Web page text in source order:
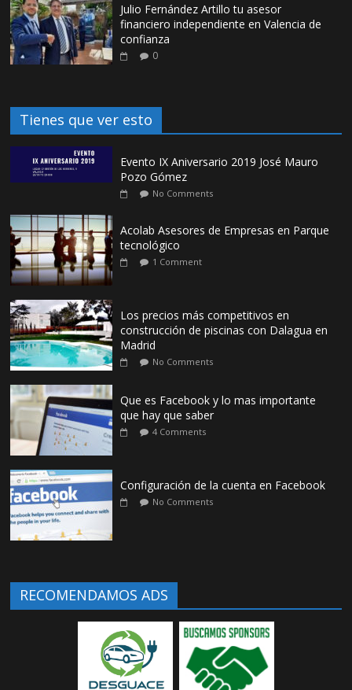
Julio Fernández Artillo tu asesor
financiero independiente en Valencia de
confianza
0
Tienes que ver esto
Evento IX Aniversario 2019 José Mauro
Pozo Gómez
No Comments
Acolab Asesores de Empresas en Parque
tecnológico
1 Comment
Los precios más competitivos en
construcción de piscinas con Dalagua en
Madrid
No Comments
Que es Facebook y lo mas importante
que hay que saber
4 Comments
Configuración de la cuenta en Facebook
No Comments
RECOMENDAMOS ADS